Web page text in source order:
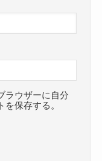
ラウザーに自分
保存する。